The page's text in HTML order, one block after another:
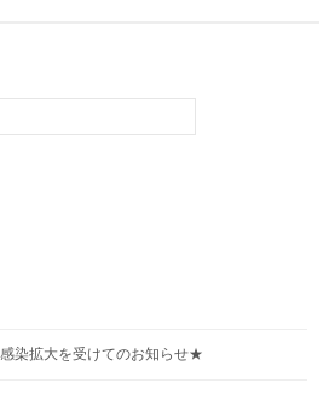
染拡大を受けてのお知らせ★